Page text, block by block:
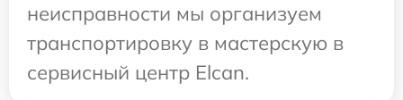
неисправности мы организуем
транспортировку в мастерскую в
сервисный центр Elcan.